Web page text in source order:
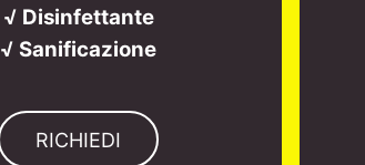
√ Disinfettante
√ Sanificazione
RICHIEDI